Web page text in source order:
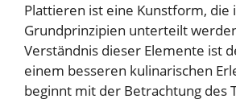
Plattieren ist eine Kunstform, die
Grundprinzipien unterteilt
Verständnis dieser Elemente ist
einem besseren kulinarischen
beginnt mit der Betrachtung des